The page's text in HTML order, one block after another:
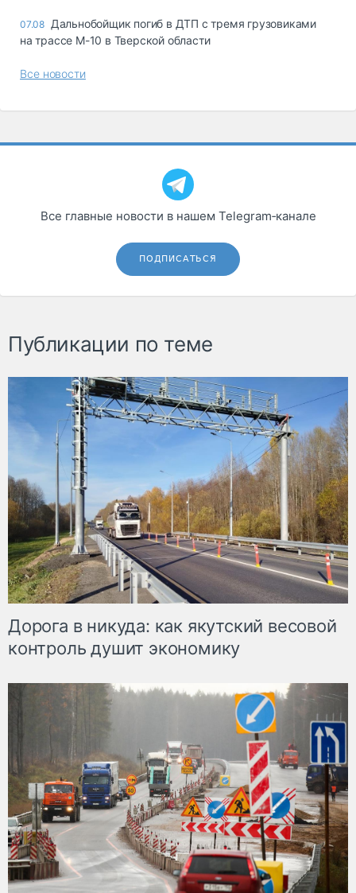
07.08 Дальнобойщик погиб в ДТП с тремя грузовиками
на трассе М-10 в Тверской области
Все новости
Все главные новости в нашем Telegram‑канале
ПОДПИСАТЬСЯ
Публикации по теме
Дорога в никуда: как якутский весовой
контроль душит экономику